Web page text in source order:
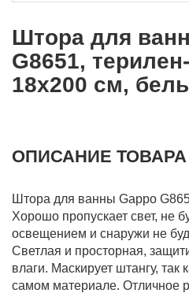
Штора для
G8651,
18х200 см,
ОПИСАНИЕ ТОВАРА
Штора для ванны Gappo
Хорошо пропускает свет, не
освещением и снаружи не
Светлая и просторная,
влаги. Маскирует штангу, так
самом материале. Отличное